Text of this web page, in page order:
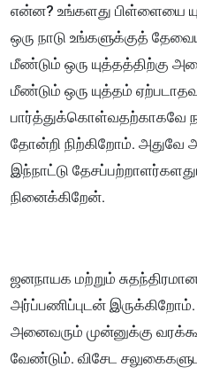
என்ன? உங்களது பிள்ளையை
ஒரு நாடு உங்களுக்குத்
மீண்டும் ஒரு யுத்தத்திற்கு
மீண்டும் ஒரு யுத்தம்
பார்த்துக்கொள்வதற்காகவே
தோன்றி நிற்கிறோம். அதுவே
இந்நாட்டு
நினைக்கிறேன்.
ஜனநாயக மற்றும்
அர்ப்பணிப்புடன் இருக்கிறோம்.
அனைவரும் முன்னுக்கு
வேண்டும். விசேட